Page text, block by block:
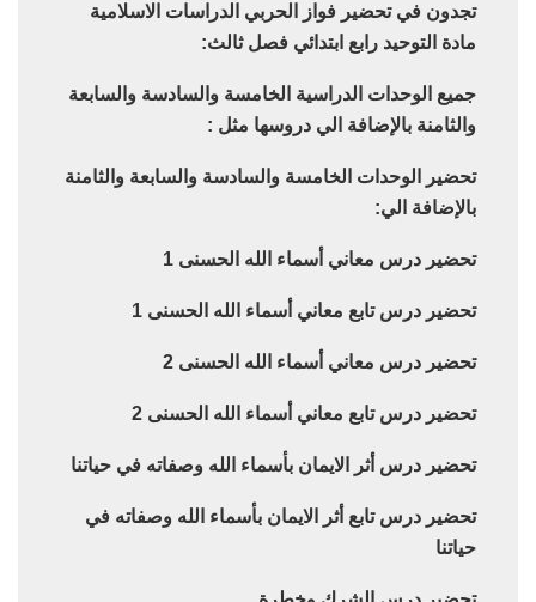
تجدون في تحضير فواز الحربي الدراسات الاسلامية
مادة التوحيد رابع ابتدائي فصل ثالث:
جميع الوحدات الدراسية الخامسة والسادسة والسابعة
والثامنة بالإضافة الي دروسها مثل :
تحضير الوحدات الخامسة والسادسة والسابعة والثامنة
بالإضافة الي:
تحضير درس معاني أسماء الله الحسنى 1
تحضير درس تابع معاني أسماء الله الحسنى 1
تحضير درس معاني أسماء الله الحسنى 2
تحضير درس تابع معاني أسماء الله الحسنى 2
تحضير درس أثر الايمان بأسماء الله وصفاته في حياتنا
تحضير درس تابع أثر الايمان بأسماء الله وصفاته في
حياتنا